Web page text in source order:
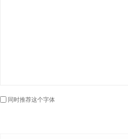
同时推荐这个字体